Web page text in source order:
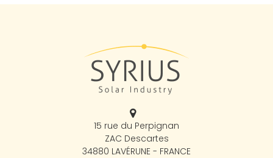
15 rue du Perpignan
ZAC Descartes
34880 LAVÉRUNE - FRANCE